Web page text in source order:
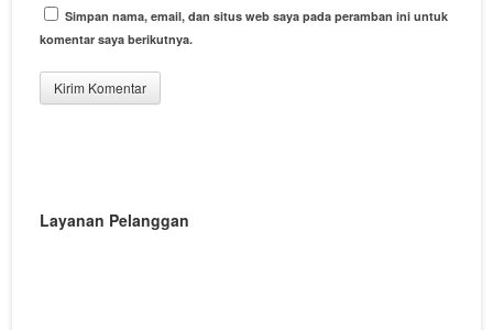
Simpan nama, email, dan situs web saya pada peramban ini untuk
komentar saya berikutnya.
Layanan Pelanggan